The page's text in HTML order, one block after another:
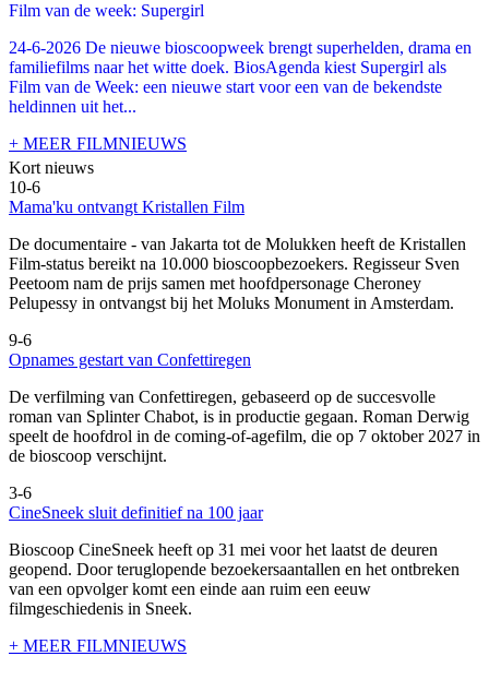
Film van de week: Supergirl
24-6-2026 De nieuwe bioscoopweek brengt superhelden, drama en
familiefilms naar het witte doek. BiosAgenda kiest Supergirl als
Film van de Week: een nieuwe start voor een van de bekendste
heldinnen uit het...
+ MEER FILMNIEUWS
Kort nieuws
10-6
Mama'ku ontvangt Kristallen Film
De documentaire - van Jakarta tot de Molukken heeft de Kristallen
Film-status bereikt na 10.000 bioscoopbezoekers. Regisseur Sven
Peetoom nam de prijs samen met hoofdpersonage Cheroney
Pelupessy in ontvangst bij het Moluks Monument in Amsterdam.
9-6
Opnames gestart van Confettiregen
De verfilming van Confettiregen, gebaseerd op de succesvolle
roman van Splinter Chabot, is in productie gegaan. Roman Derwig
speelt de hoofdrol in de coming-of-agefilm, die op 7 oktober 2027 in
de bioscoop verschijnt.
3-6
CineSneek sluit definitief na 100 jaar
Bioscoop CineSneek heeft op 31 mei voor het laatst de deuren
geopend. Door teruglopende bezoekersaantallen en het ontbreken
van een opvolger komt een einde aan ruim een eeuw
filmgeschiedenis in Sneek.
+ MEER FILMNIEUWS